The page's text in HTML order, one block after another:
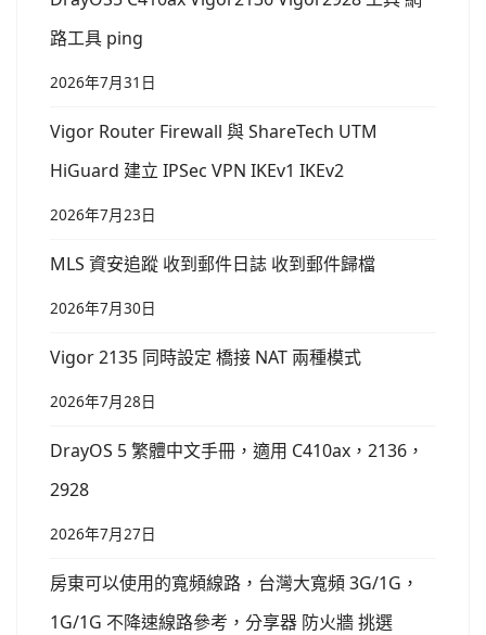
路工具 ping
2026年7月31日
Vigor Router Firewall 與 ShareTech UTM
HiGuard 建立 IPSec VPN IKEv1 IKEv2
2026年7月23日
MLS 資安追蹤 收到郵件日誌 收到郵件歸檔
2026年7月30日
Vigor 2135 同時設定 橋接 NAT 兩種模式
2026年7月28日
DrayOS 5 繁體中文手冊，適用 C410ax，2136，
2928
2026年7月27日
房東可以使用的寬頻線路，台灣大寬頻 3G/1G，
1G/1G 不降速線路參考，分享器 防火牆 挑選